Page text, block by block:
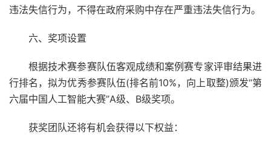
违法失信行为，不得在政府采购中存在严重违法失信行为。
六、奖项设置
根据技术赛参赛队伍客观成绩和案例赛专家评审结果进
行排名，拟为优秀参赛队伍(排名前10%，向上取整)颁发“第
六届中国人工智能大赛”A级、B级奖项。
获奖团队还将有机会获得以下权益：